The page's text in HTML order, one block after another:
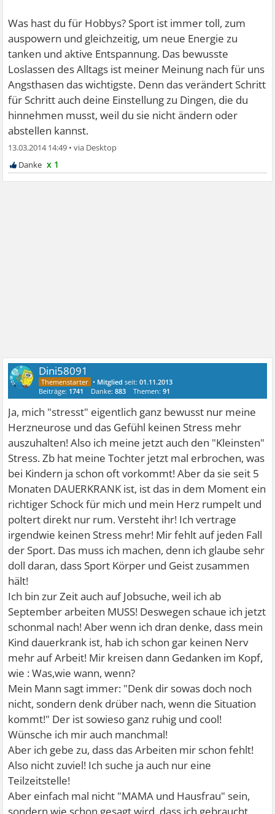
Was hast du für Hobbys? Sport ist immer toll, zum
auspowern und gleichzeitig, um neue Energie zu
tanken und aktive Entspannung. Das bewusste
Loslassen des Alltags ist meiner Meinung nach für uns
Angsthasen das wichtigste. Denn das verändert Schritt
für Schritt auch deine Einstellung zu Dingen, die du
hinnehmen musst, weil du sie nicht ändern oder
abstellen kannst.
13.03.2014 14:49 •
x 1
Dini58091
• Mitglied seit:01.11.2013
Beiträge: 1741 Danke:883 Themen:91
Ja, mich "stresst" eigentlich ganz bewusst nur meine
Herzneurose und das Gefühl keinen Stress mehr
auszuhalten! Also ich meine jetzt auch den "Kleinsten"
Stress. Zb hat meine Tochter jetzt mal erbrochen, was
bei Kindern ja schon oft vorkommt! Aber da sie seit 5
Monaten DAUERKRANK ist, ist das in dem Moment ein
richtiger Schock für mich und mein Herz rumpelt und
poltert direkt nur rum. Versteht ihr! Ich vertrage
irgendwie keinen Stress mehr! Mir fehlt auf jeden Fall
der Sport. Das muss ich machen, denn ich glaube sehr
doll daran, dass Sport Körper und Geist zusammen
hält!
Ich bin zur Zeit auch auf Jobsuche, weil ich ab
September arbeiten MUSS! Deswegen schaue ich jetzt
schonmal nach! Aber wenn ich dran denke, dass mein
Kind dauerkrank ist, hab ich schon gar keinen Nerv
mehr auf Arbeit! Mir kreisen dann Gedanken im Kopf,
wie : Was,wie wann, wenn?
Mein Mann sagt immer: "Denk dir sowas doch noch
nicht, sondern denk drüber nach, wenn die Situation
kommt!" Der ist sowieso ganz ruhig und cool!
Wünsche ich mir auch manchmal!
Aber ich gebe zu, dass das Arbeiten mir schon fehlt!
Also nicht zuviel! Ich suche ja auch nur eine
Teilzeitstelle!
Aber einfach mal nicht "MAMA und Hausfrau" sein,